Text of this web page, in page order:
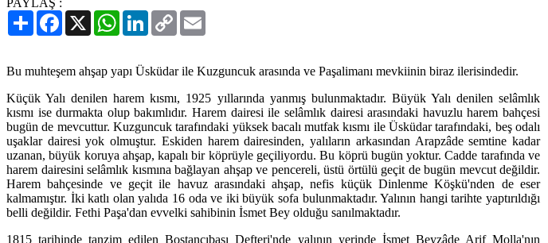
PaylaşFacebook
X WhatsAppLinkedIn
Copy
Link
Bu muhteşem ahşap yapı Üsküdar ile Kuzguncuk arasında ve Paşalimanı mevkiinin biraz ilerisindedir.
Küçük Yalı denilen harem kısmı, 1925 yıllarında yanmış bulunmaktadır. Büyük Yalı denilen selâmlık
kısmı ise durmakta olup bakımlıdır. Harem dairesi ile selâmlık dairesi arasındaki havuzlu harem bahçesi
bugün de mevcuttur. Kuzguncuk tarafındaki yüksek bacalı mutfak kısmı ile Üsküdar tarafındaki, beş odalı
uşaklar dairesi yok olmuştur. Eskiden harem dairesinden, yalıların arkasından Arapzâde semtine kadar
uzanan, büyük koruya ahşap, kapalı bir köprüyle geçiliyordu. Bu köprü bugün yoktur. Cadde tarafında ve
harem dairesini selâmlık kısmına bağlayan ahşap ve pencereli, üstü örtülü geçit de bugün mevcut değildir.
Harem bahçesinde ve geçit ile havuz arasındaki ahşap, nefis küçük Dinlenme Köşkü'nden de eser
kalmamıştır. İki katlı olan yalıda 16 oda ve iki büyük sofa bulunmaktadır. Yalının hangi tarihte yaptırıldığı
belli değildir. Fethi Paşa'dan evvelki sahibinin İsmet Bey olduğu sanılmaktadır.
1815 tarihinde tanzim edilen Bostancıbaşı Defteri'nde yalının yerinde İsmet Beyzâde Arif Molla'nın